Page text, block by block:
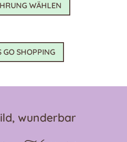
WÄHLEN
weist
der
GO SHOPPING
wunderbar